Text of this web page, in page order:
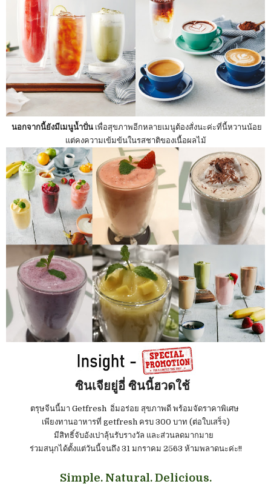
นอกจากนี้ยังมีเมนูน้ำปั่นเพื่อสุขภาพอีกหลายเมนูต้องสั่งนะค่ะที่นี้หวานน้อย
แต่คงความเข้มข้นในรสชาติของเนื้อผลไม้
ซินเจียยู่อี่ ซินนี้ฮวดใช้
ตรุษจีนนี้มา Getfresh อิ่มอร่อย สุขภาพดี พร้อมจัดราคาพิเศษ
เพียงทานอาหารที่ getfresh ครบ 300 บาท (ต่อใบเสร็จ)
มีสิทธิ์จับอังเปาลุ้นรับรางวัล และส่วนลดมากมาย
ร่วมสนุกได้ตั้งแต่วันนี้จนถึง 31 มกราคม 2563 ห้ามพลาดนะค่ะ!!
Simple. Natural. Delicious.